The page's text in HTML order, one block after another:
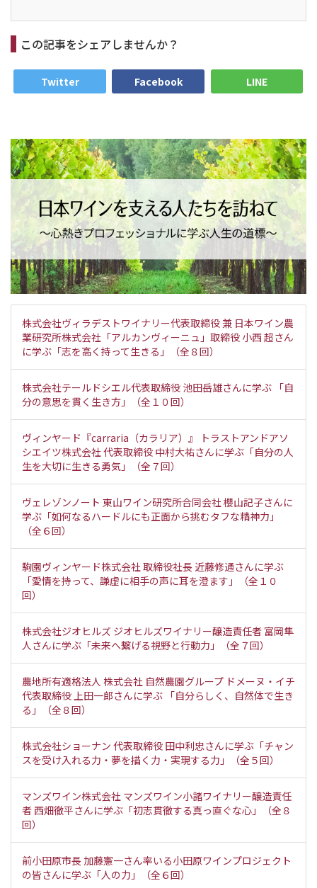
この記事をシェアしませんか？
Twitter Facebook LINE
株式会社ヴィラデストワイナリー代表取締役 兼 日本ワイン農
業研究所株式会社「アルカンヴィーニュ」取締役 小西 超さん
に学ぶ「志を高く持って生きる」（全８回）
株式会社テールドシエル代表取締役 池田岳雄さんに学ぶ 「自
分の意思を貫く生き方」（全１０回）
ヴィンヤード『carraria（カラリア）』 トラストアンドアソ
シエイツ株式会社 代表取締役 中村大祐さんに学ぶ「自分の人
生を大切に生きる勇気」（全７回）
ヴェレゾンノート 東山ワイン研究所合同会社 櫻山記子さんに
学ぶ「如何なるハードルにも正面から挑むタフな精神力」
（全６回）
駒園ヴィンヤード株式会社 取締役社長 近藤修通さんに学ぶ
「愛情を持って、謙虚に相手の声に耳を澄ます」（全１０
回）
株式会社ジオヒルズ ジオヒルズワイナリー醸造責任者 富岡隼
人さんに学ぶ「未来へ繋げる視野と行動力」（全７回）
農地所有適格法人 株式会社 自然農園グループ ドメーヌ・イチ
代表取締役 上田一郎さんに学ぶ 「自分らしく、自然体で生き
る」（全８回）
株式会社ショーナン 代表取締役 田中利忠さんに学ぶ「チャン
スを受け入れる力・夢を描く力・実現する力」（全５回）
マンズワイン株式会社 マンズワイン小諸ワイナリー醸造責任
者 西畑徹平さんに学ぶ「初志貫徹する真っ直ぐな心」（全８
回）
前小田原市長 加藤憲一さん率いる小田原ワインプロジェクト
の皆さんに学ぶ「人の力」（全６回）